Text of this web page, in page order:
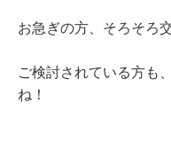
お急ぎの方、そろそろ
ご検討されている方も
ね！